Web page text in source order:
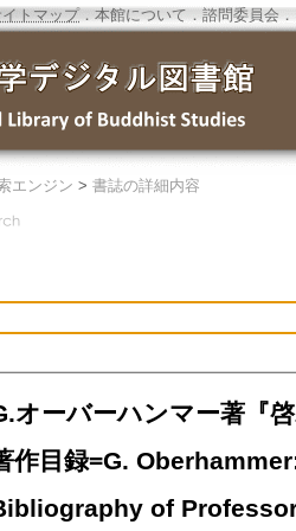
トマップ．本館について ． 諮問委員会 ．
エンジン > 書誌の詳細内容
オーバーハンマー著『
作目録=G.
of